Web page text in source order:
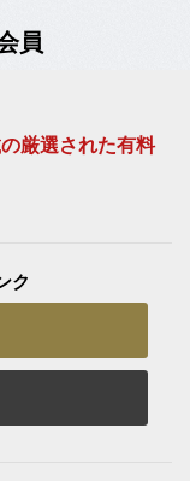
員
厳選された有料
ク